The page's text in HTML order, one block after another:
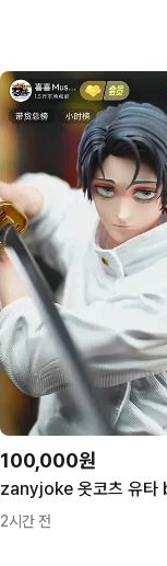
100,000원
2시간 전